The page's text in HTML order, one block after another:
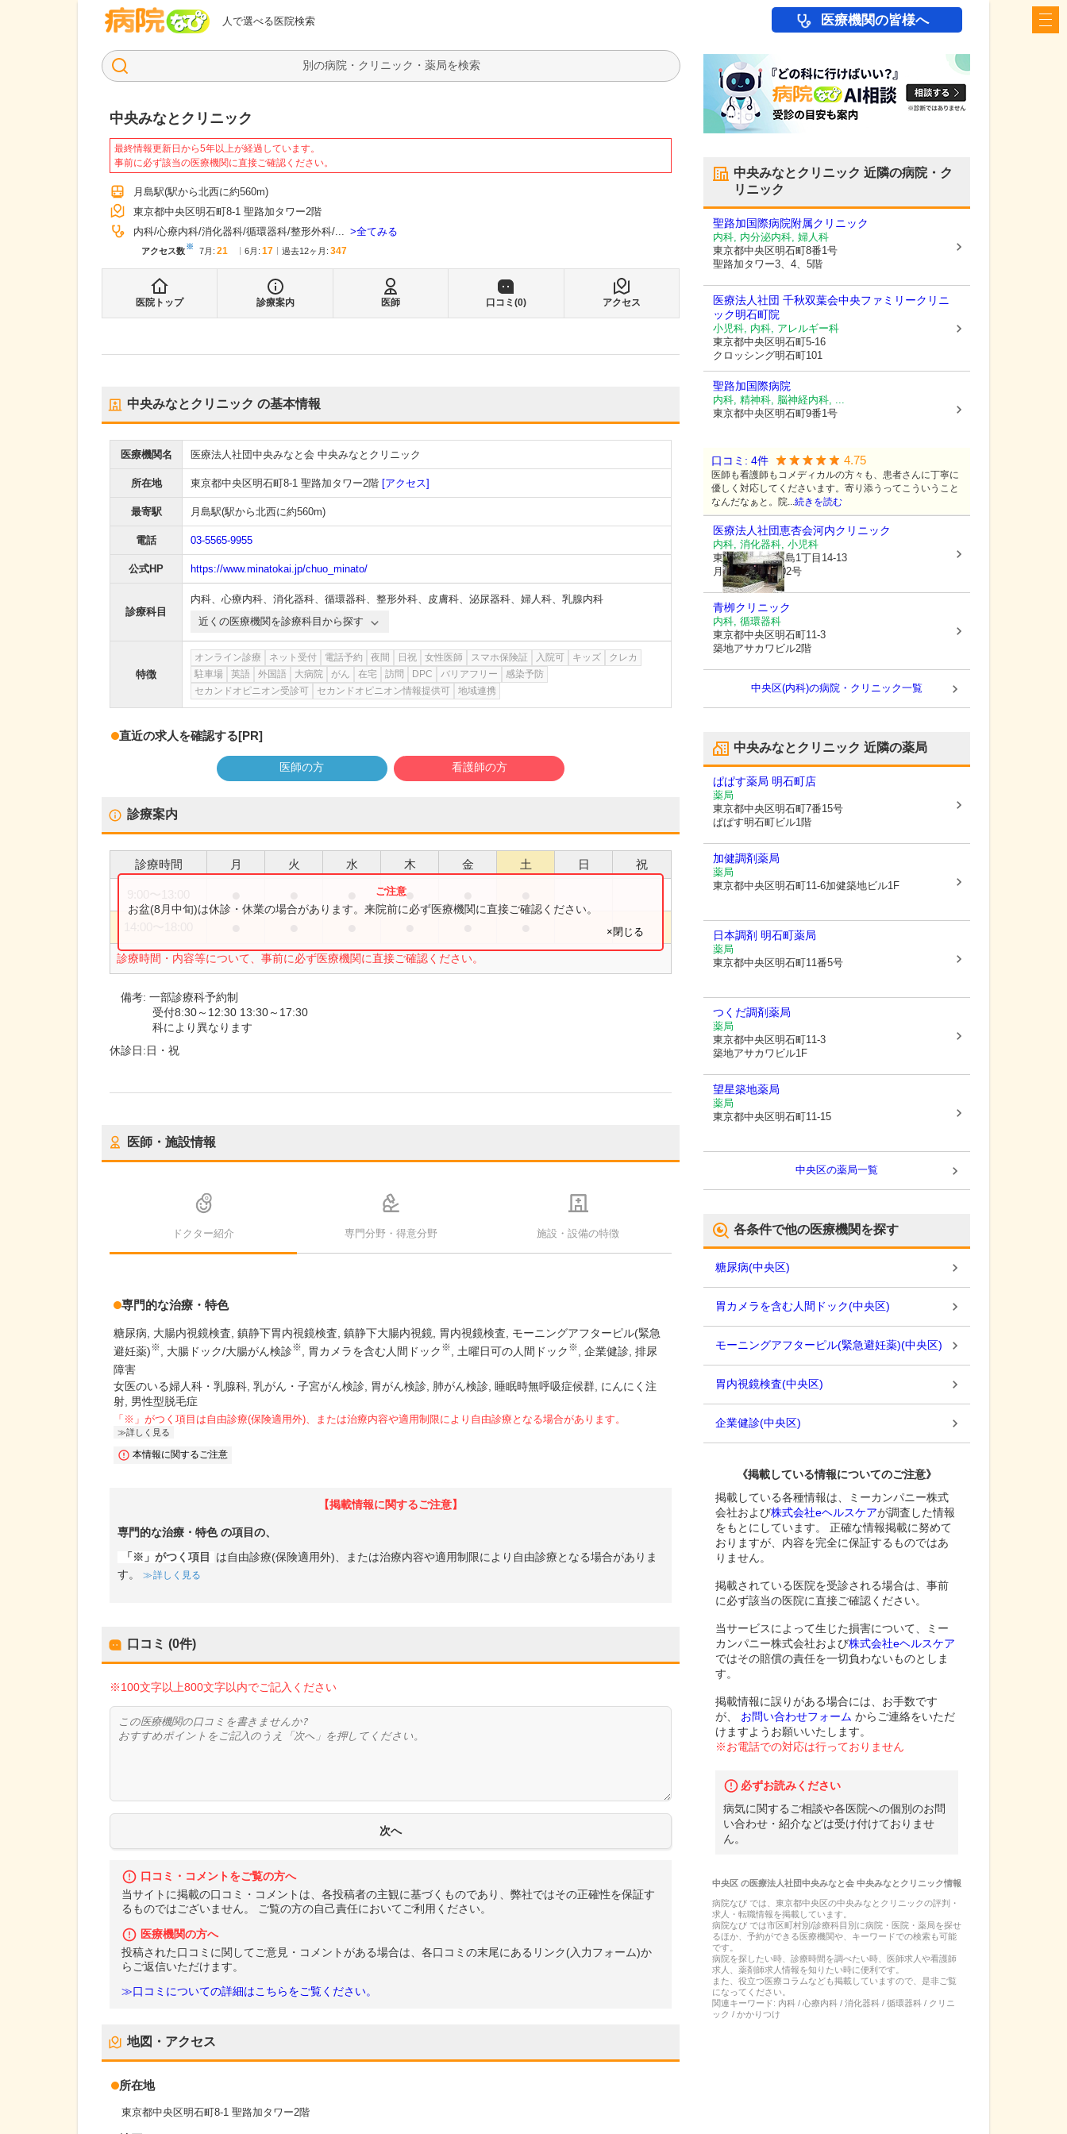
人で選べる医院検索
病院なび 医療機関の皆様へ
検索
中央みなとクリニック
最終情報更新日から5年以上が経過しています。
事前に必ず該当の医療機関に直接ご確認ください。
月島駅(駅から北西に約560m)
東京都中央区明石町8-1 聖路加タワー2階
内科 心療内科 消化器科 循環器科 整形外科 ... 全てみる
アクセス数※ 7月 : 21 6月 : 17 過去12ヶ月: 347
医院トップ 診療案内 医師 口コミ(0) アクセス
中央みなとクリニック の基本情報
医療機関名 医療法人社団中央みなと会 中央みなとクリニック
所在地 東京都中央区明石町8-1 聖路加タワー2階 [アクセス]
最寄駅 月島駅(駅から北西に約560m)
電話 03-5565-9955
公式HP https://www.minatokai.jp/chuo_minato/
診療科目
内科、 心療内科、 消化器科、 循環器科、 整形外科、 皮膚科、 泌尿器科、 婦人科、 乳腺内科
近くの医療機関を診療科目から探す
特徴
オンライン診療 ネット受付 電話予約 夜間 日祝 女性医師 スマホ保険証 入院可 キッズ
クレカ
駐車場
英語 外国語 大病院 がん 在宅 訪問 DPC バリアフリー
感染予防
セカンドオピニオン受診可
セカンドオピニオン情報提供可 地域連携
直近の求人を確認する[PR]
医師の方 看護師の方
診療案内
診療時間 月 火 水 木 金 土 日 祝
●
診療時間・内容等について、事前に必ず医療機関に直接ご確認ください。
お盆(8月中旬)は休診・休業の場合があります。来院前に必ず医療機関に直接ご確認ください。
×閉じる
備考:一部診療科予約制
受付8:30～12:30 13:30～17:30
科により異なります
休診日:日・祝
医師・施設情報
ドクター紹介 専門分野・得意分野 施設・設備の特徴
専門的な治療・特色
糖尿病 大腸内視鏡検査 鎮静下胃内視鏡検査 鎮静下大腸内視鏡 胃内視鏡検査
モーニングアフターピル(緊急
避妊薬)※ 大腸ドック/大腸がん検診※ 胃カメラを含む人間ドック ※ 土曜日可の人間ドック ※ 企業健診 排尿
障害
女医のいる婦人科・乳腺科, 乳がん・子宮がん検診, 胃がん検診, 肺がん検診, 睡眠時無呼吸症候群, にんにく注
射, 男性型脱毛症
「※」がつく項目は自由診療(保険適用外)、または治療内容や適用制限により自由診療となる場合があります。
詳しく見る
本情報に関するご注意
【掲載情報に関するご注意】
専門的な治療・特色の項目の、
「※」がつく項目
は自由診療(保険適用外)、または治療内容や適用制限により自由診療となる場合がありま
す。
詳しく見る
口コミ (0件)
※100文字以上800文字以内でご記入ください
口コミ・コメントをご覧の方へ
当サイトに掲載の口コミ・コメントは、各投稿者の主観に基づくものであり、弊社ではその正確性を保証す
るものではございません。 ご覧の方の自己責任においてご利用ください。
医療機関の方へ
投稿された口コミに関してご意見・コメントがある場合は、各口コミの末尾にあるリンク(入力フォーム)か
らご返信いただけます。
≫口コミについての詳細はこちらをご覧ください。
地図・アクセス
所在地
東京都中央区明石町8-1 聖路加タワー2階
中央みなとクリニック 近隣の病院・ク
リニック
聖路加国際病院附属クリニック
内科, 内分泌内科, 婦人科
東京都中央区明石町8番1号
聖路加タワー3、4、5階
医療法人社団 千秋双葉会中央ファミリークリニ
ック明石町院
小児科, 内科, アレルギー科
東京都中央区明石町5-16
クロッシング明石町101
聖路加国際病院
内科, 精神科, 脳神経内科, ...
東京都中央区明石町9番1号
口コミ: 4件 4.75
医師も看護師もコメディカルの方々も、患者さんに丁寧に
優しく対応してくださいます。寄り添うってこういうこと
なんだなぁと。院...続きを読む
医療法人社団恵杏会河内クリニック
内科, 消化器科, 小児科
東京都中央区月島1丁目14-13
月島ホームズ102号
青栁クリニック
内科, 循環器科
東京都中央区明石町11-3
築地アサカワビル2階
中央区(内科)の病院・クリニック一覧
中央みなとクリニック 近隣の薬局
ぱぱす薬局 明石町店
薬局
東京都中央区明石町7番15号
ぱぱす明石町ビル1階
加健調剤薬局
薬局
東京都中央区明石町11-6加健築地ビル1F
日本調剤 明石町薬局
薬局
東京都中央区明石町11番5号
つくだ調剤薬局
薬局
東京都中央区明石町11-3
築地アサカワビル1F
望星築地薬局
薬局
東京都中央区明石町11-15
中央区の薬局一覧
各条件で他の医療機関を探す
糖尿病(中央区)
胃カメラを含む人間ドック(中央区)
モーニングアフターピル(緊急避妊薬)(中央区)
胃内視鏡検査(中央区)
企業健診(中央区)
《掲載している情報についてのご注意》
掲載している各種情報は、ミーカンパニー株式
会社および株式会社eヘルスケアが調査した情報
をもとにしています。 正確な情報掲載に努めて
おりますが、内容を完全に保証するものではあ
りません。
掲載されている医院を受診される場合は、事前
に必ず該当の医院に直接ご確認ください。
当サービスによって生じた損害について、ミー
カンパニー株式会社および株式会社eヘルスケア
ではその賠償の責任を一切負わないものとしま
す。
掲載情報に誤りがある場合には、お手数です
が、
お問い合わせフォーム からご連絡をいただ
けますようお願いいたします。
※お電話での対応は行っておりません
必ずお読みください
病気に関するご相談や各医院への個別のお問
い合わせ・紹介などは受け付けておりませ
ん。
中央区の医療法人社団中央みなと会 中央みなとクリニック情報
病院なび では、 東京都中央区の中央みなとクリニックの評判・
求人・転職情報を掲載しています。
病院なび では市区町村別/診療科目別に病院・医院・薬局を探せ
るほか、予約ができる医療機関や、キーワードでの検索も可能
です。
病院を探したい時、診療時間を調べたい時、医師求人や看護師
求人、薬剤師求人情報を知りたい時に便利です。
また、役立つ医療コラムなども掲載していますので、是非ご覧
になってください。
関連キーワード: 内科 / 心療内科 / 消化器科 / 循環器科 / クリニ
ック / かかりつけ